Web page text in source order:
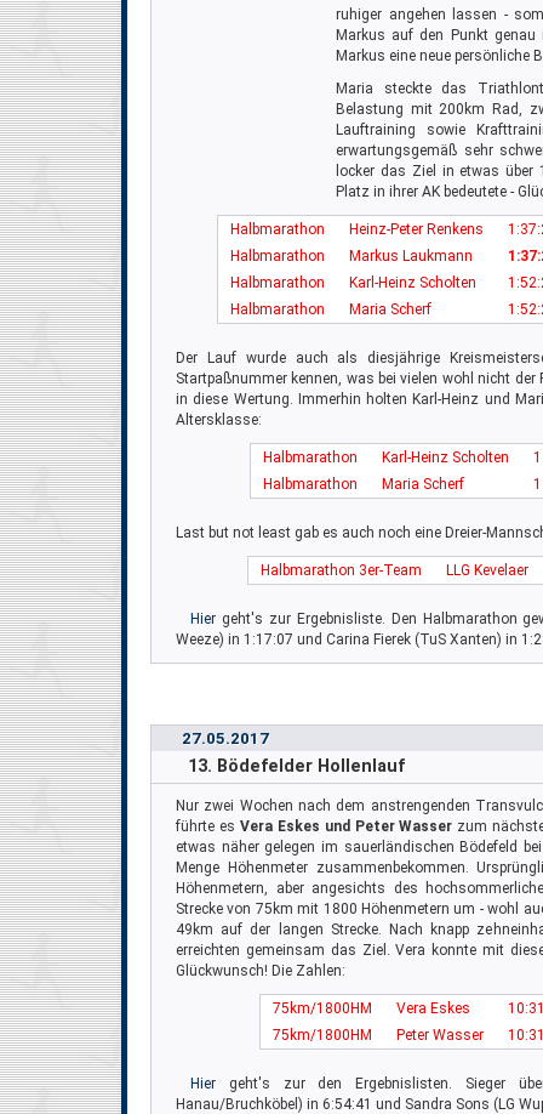
ruhiger angehen lassen -
Markus auf den Punkt
Markus eine neue persönliche
Maria steckte das
Belastung mit 200km Rad,
Lauftraining sowie
erwartungsgemäß sehr
locker das Ziel in etwas
Platz in ihrer AK bedeutete -
Halbmarathon Heinz-Peter Renkens
Halbmarathon
Markus Laukmann
Halbmarathon
Karl-Heinz Scholten
Halbmarathon
Maria Scherf
Der Lauf wurde auch als diesjährige
Startpaßnummer kennen, was bei vielen wohl nicht
in diese Wertung. Immerhin holten Karl-Heinz und
Altersklasse:
Halbmarathon Karl-Heinz Scholten
Halbmarathon
Maria Scherf
Last but not least gab es auch noch eine Dreier-
Halbmarathon 3er-Team LLG Kevelaer
Hier geht's zur Ergebnisliste. Den Halbmarathon
Weeze) in 1:17:07 und Carina Fierek (TuS Xanten) in
27.05.2017
13. Bödefelder Hollenlauf
Nur zwei Wochen nach dem anstrengenden
führte es Vera Eskes und Peter Wasser zum
etwas näher gelegen im sauerländischen Bödefeld
Menge Höhenmeter zusammenbekommen.
Höhenmetern, aber angesichts des
Strecke von 75km mit 1800 Höhenmetern um - wohl
49km auf der langen Strecke. Nach knapp
erreichten gemeinsam das Ziel. Vera konnte mit
Glückwunsch! Die Zahlen:
75km/1800HM Vera Eskes
75km/1800HM
Peter Wasser
Hier geht's zur den Ergebnislisten. Sieger
Hanau/Bruchköbel) in 6:54:41 und Sandra Sons (LG